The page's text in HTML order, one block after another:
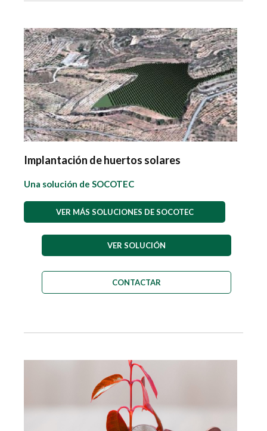
Implantación de huertos solares
Una solución de SOCOTEC
VER MÁS SOLUCIONES DE SOCOTEC
VER SOLUCIÓN
CONTACTAR